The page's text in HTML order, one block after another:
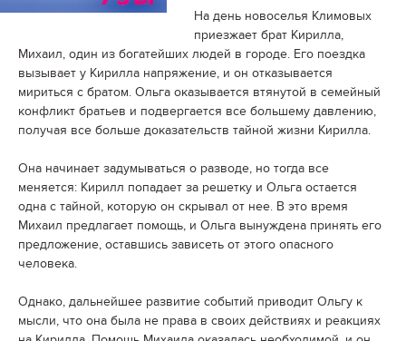
На день новоселья Климовых
приезжает брат Кирилла,
Михаил, один из богатейших людей в городе. Его поездка
вызывает у Кирилла напряжение, и он отказывается
мириться с братом. Ольга оказывается втянутой в семейный
конфликт братьев и подвергается все большему давлению,
получая все больше доказательств тайной жизни Кирилла.
Она начинает задумываться о разводе, но тогда все
меняется: Кирилл попадает за решетку и Ольга остается
одна с тайной, которую он скрывал от нее. В это время
Михаил предлагает помощь, и Ольга вынуждена принять его
предложение, оставшись зависеть от этого опасного
человека.
Однако, дальнейшее развитие событий приводит Ольгу к
мысли, что она была не права в своих действиях и реакциях